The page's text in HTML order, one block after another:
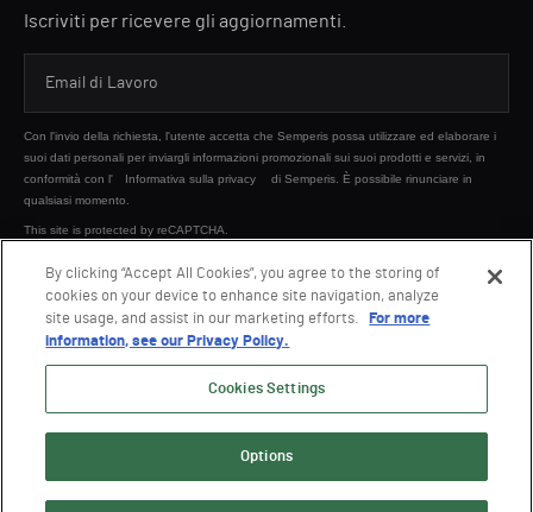
Iscriviti per ricevere gli aggiornamenti.
Con l'invio della richiesta, l'utente accetta che Semperis possa utilizzare ed elaborare i
suoi dati personali per inviargli informazioni promozionali sui suoi prodotti e servizi, in
conformità con l'
Informativa sulla privacy
di Semperis. È possibile rinunciare in
qualsiasi momento.
This site is protected by reCAPTCHA.
INVIA
© 2026 Semperis. Tutti i diritti riservati.
By clicking “Accept All Cookies”, you agree to the storing of
cookies on your device to enhance site navigation, analyze
site usage, and assist in our marketing efforts.
For more
information, see our Privacy Policy.
Cookies Settings
Options